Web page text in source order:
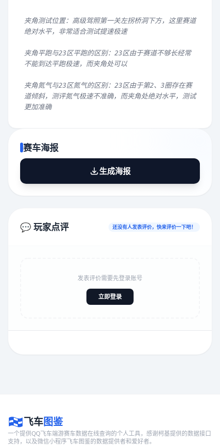
夹角测试位置：高级驾照第一关左拐桥洞下方，这里赛道
绝对水平，非常适合测试提速极速
夹角平跑与23区平跑的区别：23区由于赛道不够长经常
不能到达平跑极速，而夹角处可以
夹角氮气与23区氮气的区别：23区由于第2、3圈存在赛
道倾斜，测评氮气极速不准确，而夹角处绝对水平，测试
更加准确
赛车海报
生成海报
💬 玩家点评 还没有人发表评价，快来评价一下吧！
发表评价需要先登录账号
立即登录
飞车图鉴
一个提供QQ飞车端游赛车数据在线查询的个人工具，感谢柯基提供的数据接口
支持，以及微信小程序飞车图鉴的数据提供者和爱好者。